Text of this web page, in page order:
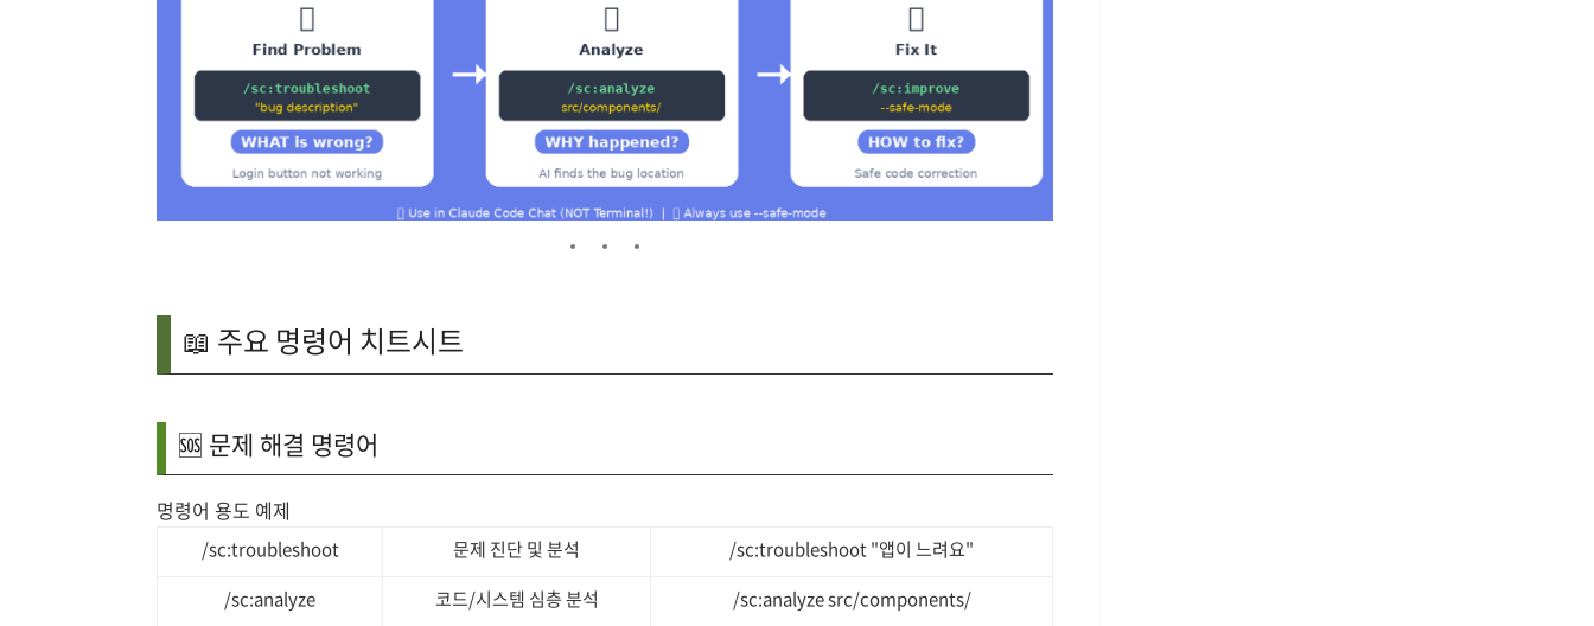
📖 주요 명령어 치트시트
🆘 문제 해결 명령어
명령어 용도 예제
/sc:troubleshoot 문제 진단 및 분석
/sc:troubleshoot "앱이 느려요"
/sc:analyze
코드/시스템 심층 분석
/sc:analyze src/components/